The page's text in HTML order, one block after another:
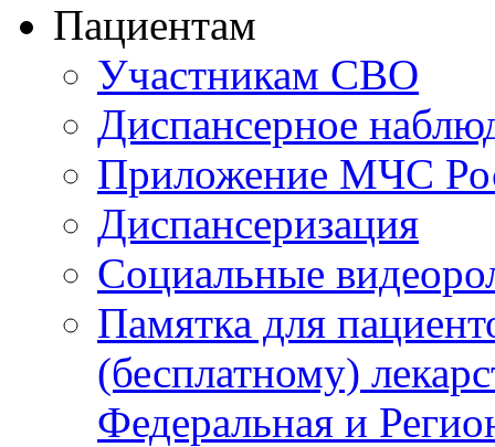
Пациентам
Участникам СВО
Диспансерное
Приложение МЧС
Диспансеризация
Социальные
Памятка для
(бесплатному)
Федеральная и